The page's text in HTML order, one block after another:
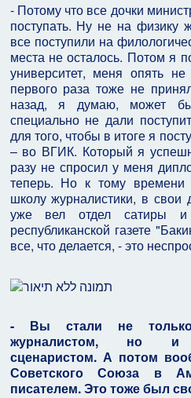
- Потому что все дочки
поступать. Ну не на физику
все поступили на
места не осталось. Потом я
университет, меня опять
первого раза тоже не
назад, я думаю, может
специально не дали
для того, чтобы в итоге я
– во ВГИК. Который я
разу не спросил у меня
теперь. Но к тому
школу журналистики, в
уже вел отдел сатиры
республиканской газете
все, что делается, - это
- Вы стали не только
журналистом, но и
сценаристом. А потом
Советского Союза в
писателем. Это тоже был